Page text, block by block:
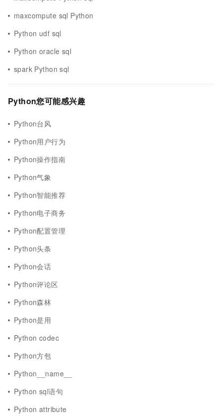
maxcompute sql Python
Python udf sql
Python oracle sql
spark Python sql
Python您可能感兴趣
Python台风
Python用户行为
Python操作指南
Python气象
Python智能推荐
Python电子商务
Python配置管理
Python头条
Python会话
Python评论区
Python森林
Python是用
Python codec
Python方包
Python__name__
Python sql语句
Python attribute